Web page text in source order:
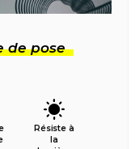
de pose
Résiste à
la